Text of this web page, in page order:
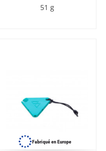
51 g
Fabriqué en Europe